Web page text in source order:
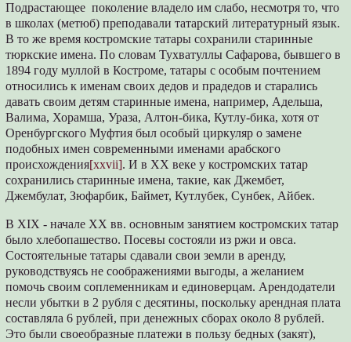
Подрастающее поколение владело им слабо, несмотря то, что
в школах (метюб) преподавали татарский литературный язык.
В то же время костромские татары сохранили старинные
тюркские имена. По словам Тухватуллы Сафарова, бывшего в
1894 году муллой в Костроме, татары с особым почтением
относились к именам своих дедов и прадедов и старались
давать своим детям старинные имена, например, Адельша,
Валима, Хорамша, Ураза, Алтон-бика, Кутлу-бика, хотя от
Оренбургского Муфтия был особый циркуляр о замене
подобных имен современными именами арабского
происхождения[xxvii]. И в XX веке у костромских татар
сохранились старинные имена, такие, как Джембет,
Джембулат, Зюфарбик, Баймет, Кутлубек, Сунбек, Айбек.
В XIX - начале XX вв. основным занятием костромских татар
было хлебопашество. Посевы состояли из ржи и овса.
Состоятельные татары сдавали свои земли в аренду,
руководствуясь не соображениями выгоды, а желанием
помочь своим соплеменникам и единоверцам. Арендодатели
несли убытки в 2 рубля с десятины, поскольку арендная плата
составляла 6 рублей, при денежных сборах около 8 рублей.
Это были своеобразные платежи в пользу бедных (закят),